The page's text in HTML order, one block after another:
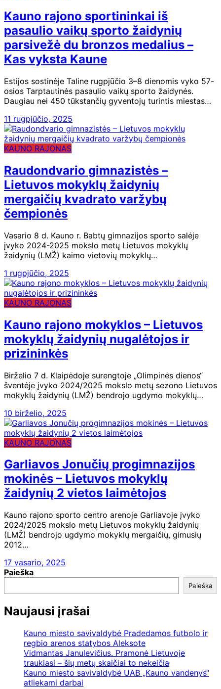
Kauno rajono sportininkai iš
pasaulio vaikų sporto žaidynių
parsivežė du bronzos medalius –
Kas vyksta Kaune
Estijos sostinėje Taline rugpjūčio 3–8 dienomis vyko 57-
osios Tarptautinės pasaulio vaikų sporto žaidynės.
Daugiau nei 450 tūkstančių gyventojų turintis miestas…
11 rugpjūčio, 2025
KAUNO RAJONAS
Raudondvario gimnazistės –
Lietuvos mokyklų žaidynių
mergaičių kvadrato varžybų
čempionės
Vasario 8 d. Kauno r. Babtų gimnazijos sporto salėje
įvyko 2024-2025 mokslo metų Lietuvos mokyklų
žaidynių (LMŽ) kaimo vietovių mokyklų…
1 rugpjūčio, 2025
KAUNO RAJONAS
Kauno rajono mokyklos – Lietuvos
mokyklų žaidynių nugalėtojos ir
prizininkės
Birželio 7 d. Klaipėdoje surengtoje „Olimpinės dienos“
šventėje įvyko 2024/2025 mokslo metų sezono Lietuvos
mokyklų žaidynių (LMŽ) bendrojo ugdymo mokyklų…
10 birželio, 2025
KAUNO RAJONAS
Garliavos Jonučių progimnazijos
mokinės – Lietuvos mokyklų
žaidynių 2 vietos laimėtojos
Kauno rajono sporto centro arenoje Garliavoje įvyko
2024/2025 mokslo metų Lietuvos mokyklų žaidynių
(LMŽ) bendrojo ugdymo mokyklų mergaičių, gimusių
2012…
17 vasario, 2025
Paieška
Paieška
Naujausi įrašai
Kauno miesto savivaldybė Pradedamos futbolo ir
regbio arenos statybos Aleksote
Vidmantas Janulevičius. Pramonė Lietuvoje
traukiasi – šių metų skaičiai to nekeičia
Kauno miesto savivaldybė UAB „Kauno vandenys“
atliekami darbai